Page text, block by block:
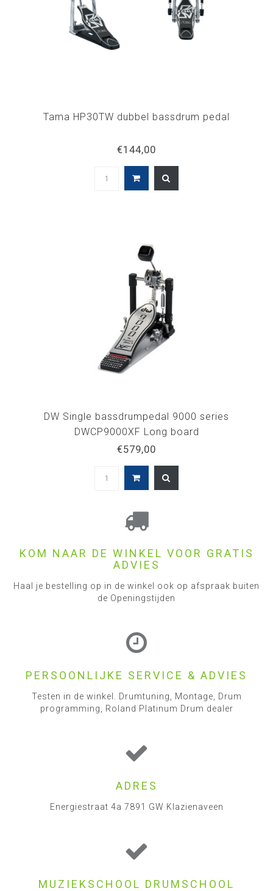
Tama HP30TW dubbel bassdrum pedal
€144,00
DW Single bassdrumpedal 9000 series
DWCP9000XF Long board
€579,00
KOM NAAR DE WINKEL VOOR GRATIS
ADVIES
Haal je bestelling op in de winkel ook op afspraak buiten
de Openingstijden
PERSOONLIJKE SERVICE & ADVIES
Testen in de winkel. Drumtuning, Montage, Drum
programming, Roland Platinum Drum dealer
ADRES
Energiestraat 4a 7891 GW Klazienaveen
MUZIEKSCHOOL DRUMSCHOOL